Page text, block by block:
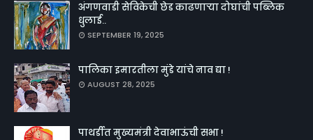
अंगणवाडी सेविकेची छेड काढणाऱ्या दोघांची पब्लिक
धुलाई..
SEPTEMBER 19, 2025
पालिका इमारतीला मुंडे यांचे नाव द्या !
AUGUST 28, 2025
पाथर्डीत मुख्यमंत्री देवाभाऊंची सभा !